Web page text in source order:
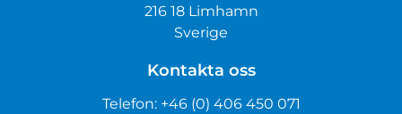
216 18 Limhamn
Sverige
Kontakta oss
Telefon: +46 (0) 406 450 071